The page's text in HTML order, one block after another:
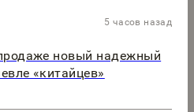
5 часов назад
новый надежный
«китайцев»